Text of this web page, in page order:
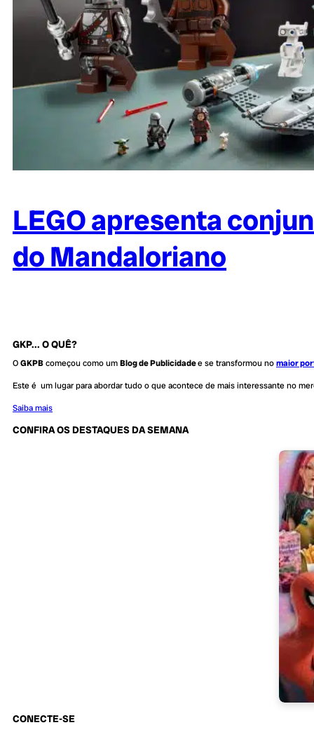
LEGO apresenta
do Mandaloriano
GKP... O QUÊ?
OGKPBcomeçou como umBlog de Publicidadee se transformou nomaior
Este é um lugar para abordar tudo o que acontece de mais interessante no
Saiba mais
CONFIRA OS DESTAQUES DA SEMANA
CONECTE-SE